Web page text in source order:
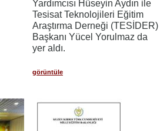
Yardımcısı Hüseyin Aydın ile
Tesisat Teknolojileri Eğitim
Araştırma Derneği (TESİDER)
Başkanı Yücel Yorulmaz da
yer aldı.
görüntüle